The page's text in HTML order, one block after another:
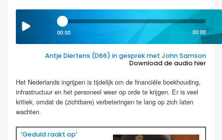
00:00 00:00
Antje Diertens (D66) in gesprek met John Samson
Download de audio hier
Het Nederlands ingrijpen is tijdelijk om de financiële boekhouding,
infrastructuur en het personeel weer op orde te krijgen. Er is veel
kritiek, omdat de (zichtbare) verbeteringen te lang op zich laten
wachten.
‘Geduld raakt op’